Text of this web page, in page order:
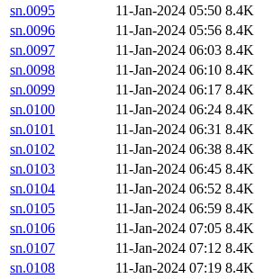
sn.0095
11-Jan-2024 05:50 8.4K
sn.0096
11-Jan-2024 05:56 8.4K
sn.0097
11-Jan-2024 06:03 8.4K
sn.0098
11-Jan-2024 06:10 8.4K
sn.0099
11-Jan-2024 06:17 8.4K
sn.0100
11-Jan-2024 06:24 8.4K
sn.0101
11-Jan-2024 06:31 8.4K
sn.0102
11-Jan-2024 06:38 8.4K
sn.0103
11-Jan-2024 06:45 8.4K
sn.0104
11-Jan-2024 06:52 8.4K
sn.0105
11-Jan-2024 06:59 8.4K
sn.0106
11-Jan-2024 07:05 8.4K
sn.0107
11-Jan-2024 07:12 8.4K
sn.0108
11-Jan-2024 07:19 8.4K